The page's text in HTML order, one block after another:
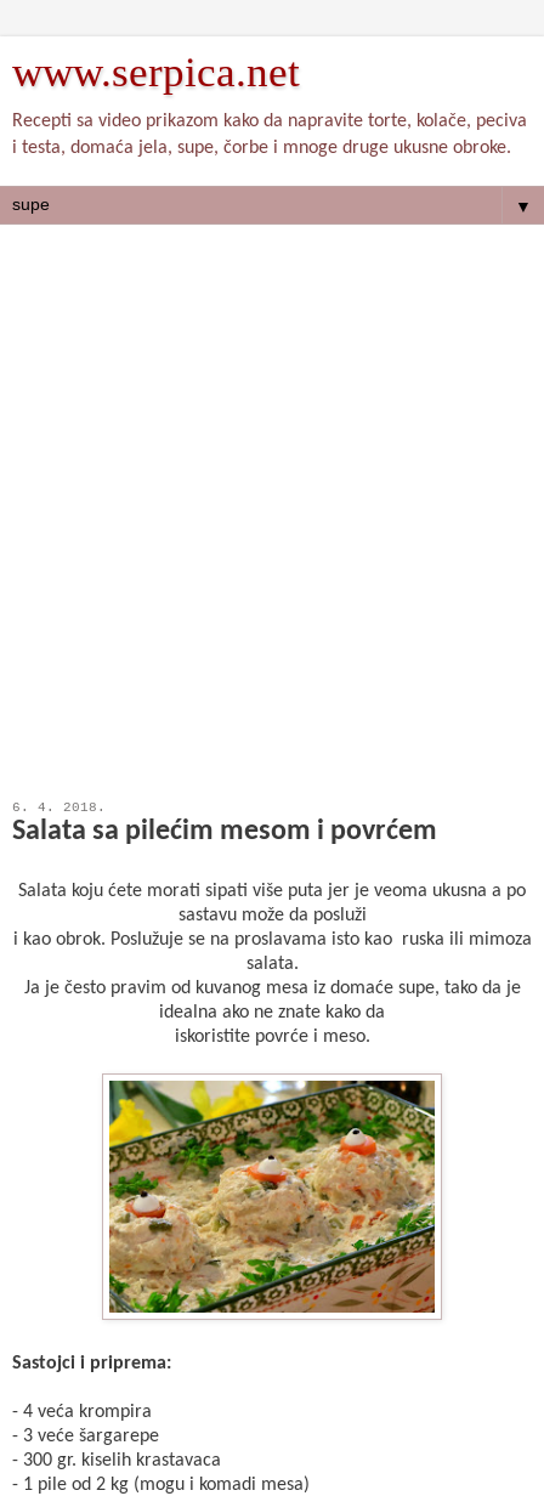
www.serpica.net
Recepti sa video prikazom kako da napravite torte, kolače, peciva
i testa, domaća jela, supe, čorbe i mnoge druge ukusne obroke.
▼
6. 4. 2018.
Salata sa pilećim mesom i povrćem
Salata koju ćete morati sipati više puta jer je veoma ukusna a po
sastavu može da posluži
i kao obrok. Poslužuje se na proslavama isto kao ruska ili mimoza
salata.
Ja je često pravim od kuvanog mesa iz domaće supe, tako da je
idealna ako ne znate kako da
iskoristite povrće i meso.
Sastojci i priprema:
- 4 veća krompira
- 3 veće šargarepe
- 300 gr. kiselih krastavaca
- 1 pile od 2 kg (mogu i komadi mesa)